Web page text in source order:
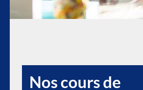
Nos cours de